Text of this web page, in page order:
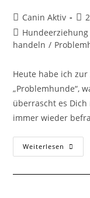
Canin Aktiv
handeln /
Heute habe ich
„Problemhunde“,
überrascht es
immer wieder
Weiterlesen